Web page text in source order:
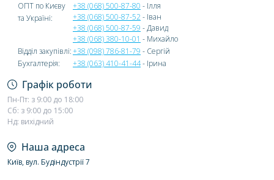
ОПТ по Києву
та Україні:
+38 (068) 500-87-80 - Ілля
+38 (068) 500-87-52- Іван
+38 (068) 500-87-59 - Давид
+38 (068) 380-10-01 - Михайло
Відділ закупівлі:+38 (098) 786-81-79 - Сергій
Бухгалтерія:
+38 (063) 410-41-44- Ірина
Графік роботи
Пн-Пт: з 9:00 до 18:00
Сб: з 9:00 до 15:00
Нд: вихідний
Наша адреса
Київ, вул. Будіндустрії 7